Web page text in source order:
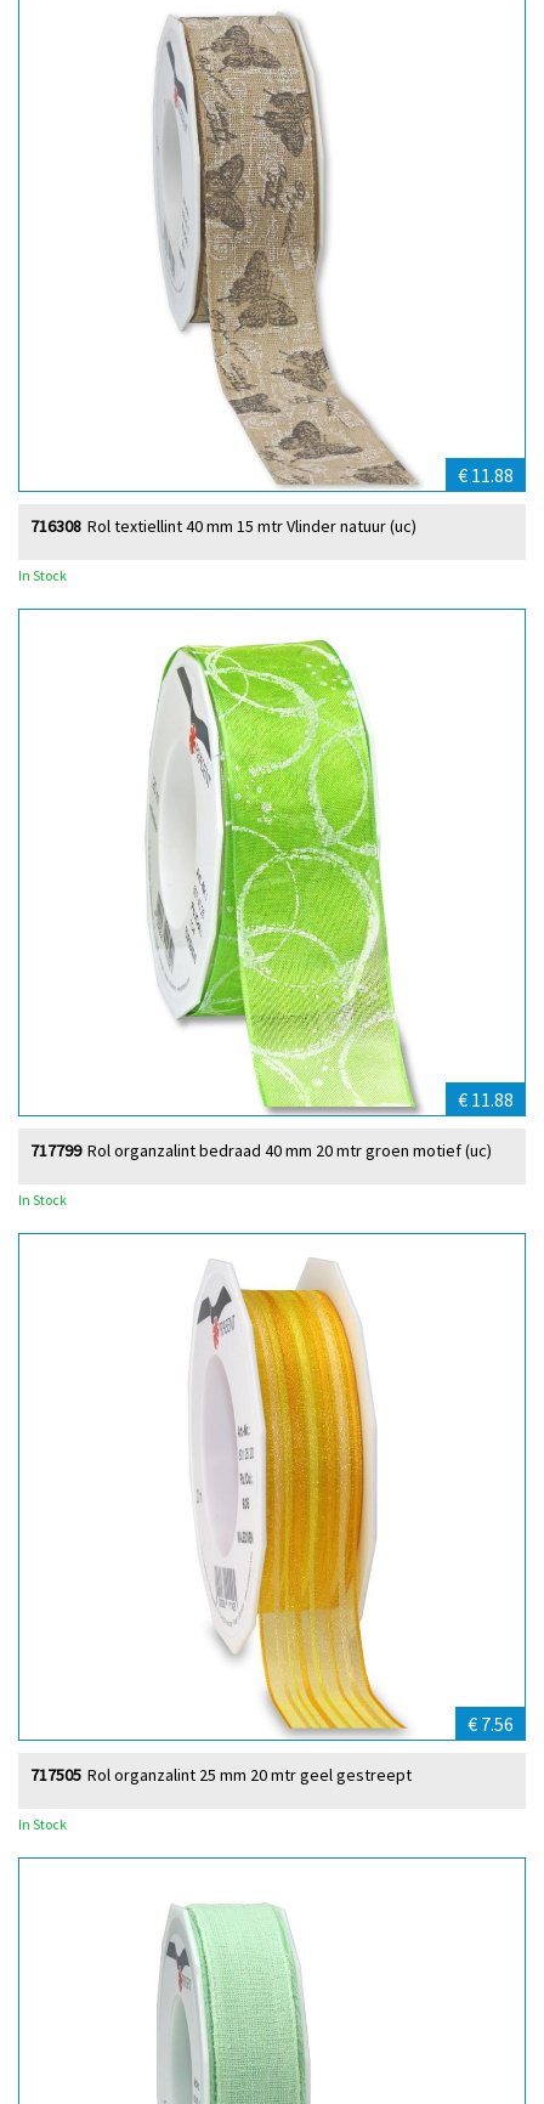
€ 11.88
Rol textiellint 40 mm 15 mtr Vlinder natuur (uc)
716308
In Stock
€ 11.88
Rol organzalint bedraad 40 mm 20 mtr groen motief (uc)
717799
In Stock
€ 7.56
Rol organzalint 25 mm 20 mtr geel gestreept
717505
In Stock